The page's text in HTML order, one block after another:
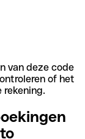
van deze code
of het
rekening.